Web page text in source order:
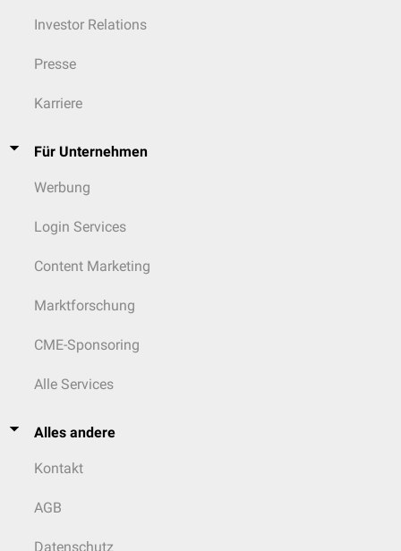
Investor Relations
Presse
Karriere
Für Unternehmen
Werbung
Login Services
Content Marketing
Marktforschung
CME-Sponsoring
Alle Services
Alles andere
Kontakt
AGB
Datenschutz